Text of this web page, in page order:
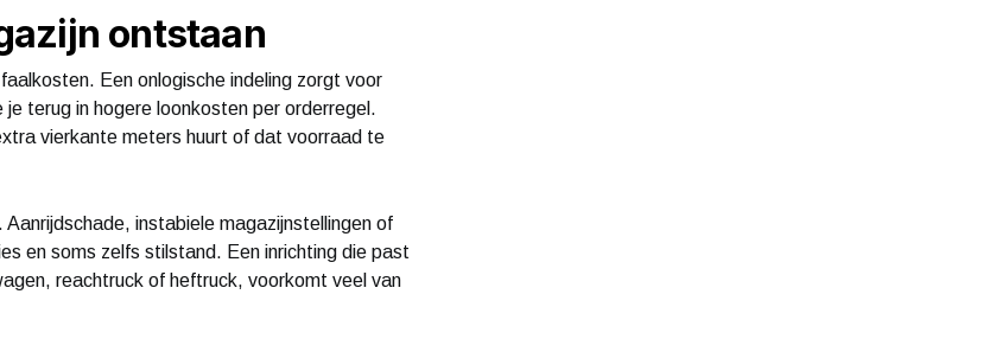
ontstaan
Een onlogische indeling zorgt voor
terug in hogere loonkosten per orderregel.
vierkante meters huurt of dat voorraad te
instabiele magazijnstellingen of
en soms zelfs stilstand. Een inrichting die past
reachtruck of heftruck, voorkomt veel van